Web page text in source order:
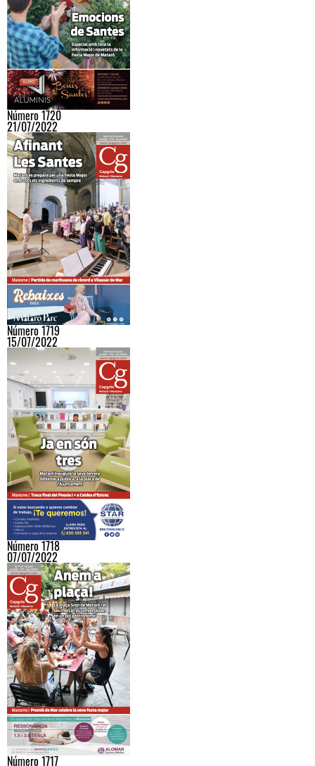
Número 1720
21/07/2022
Número 1719
15/07/2022
Número 1718
07/07/2022
Número 1717